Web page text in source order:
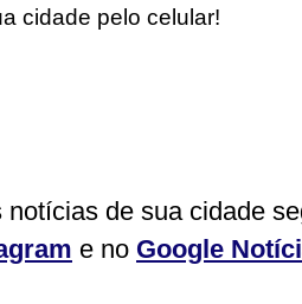
cidade pelo celular!
de sua cidade
e no Google